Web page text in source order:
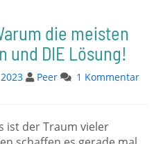
die meisten
und DIE Lösung!
Peer 1 Kommentar
ist der Traum vieler